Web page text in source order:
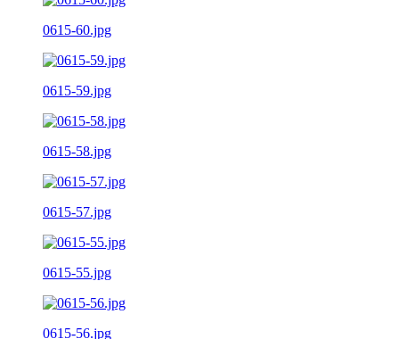
0615-60.jpg
0615-59.jpg
0615-58.jpg
0615-57.jpg
0615-55.jpg
0615-56.jpg